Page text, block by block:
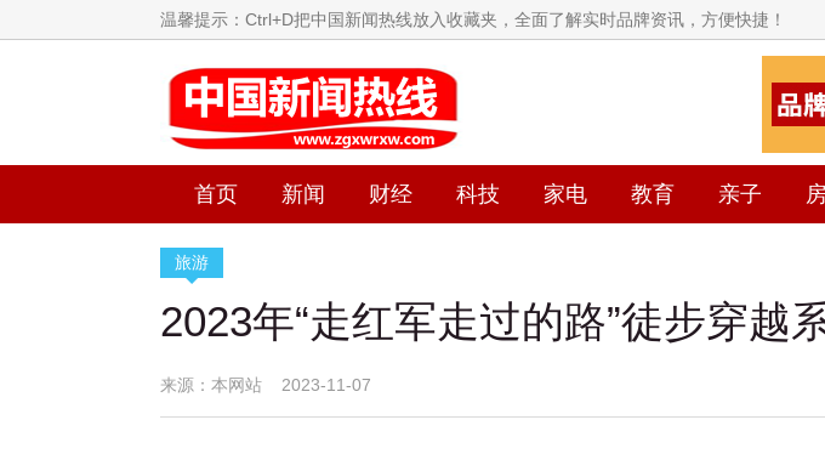
温馨提示：Ctrl+D把中国新闻热线放入收藏夹，全面了解实时品牌资讯，方便快捷！
首页 新闻 财经 科技 家电 教育 亲子
旅游
2023年“走红军走过的路”徒步穿越
来源：本网站 2023-11-07